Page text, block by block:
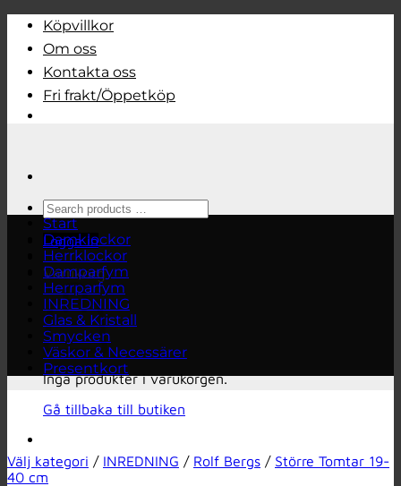
Skip
content
Köpvillkor
Om oss
Kontakta oss
Fri frakt/Öppetköp
Search
products
…
Logga in
Varukorg
Inga produkter i varukorgen.
Gå tillbaka till butiken
Start
Damklockor
Herrklockor
Damparfym
Herrparfym
INREDNING
Glas & Kristall
Smycken
Väskor & Necessärer
Presentkort
Välj kategori / INREDNING / Rolf Bergs / Större Tomtar 19-
40 cm